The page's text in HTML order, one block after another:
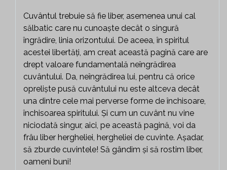
Cuvântul trebuie să fie liber, asemenea unui cal
sălbatic care nu cunoaște decât o singură
îngrădire, linia orizontului. De aceea, în spiritul
acestei libertăți, am creat această pagină care are
drept valoare fundamentală neîngrădirea
cuvântului. Da, neîngrădirea lui, pentru că orice
opreliște pusă cuvântului nu este altceva decât
una dintre cele mai perverse forme de închisoare,
închisoarea spiritului. Și cum un cuvânt nu vine
niciodată singur, aici, pe această pagină, voi da
frâu liber hergheliei, hergheliei de cuvinte. Așadar,
să zburde cuvintele! Să gândim și să rostim liber,
oameni buni!